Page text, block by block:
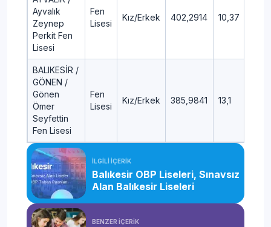
Ayvalık
Zeynep
Perkit Fen
Lisesi
Fen
Lisesi
Kız/Erkek 402,2914 10,37
BALIKESİR /
GÖNEN /
Gönen
Ömer
Seyfettin
Fen Lisesi
Fen
Lisesi
Kız/Erkek 385,9841 13,1
İLGİLİ İÇERİK
Balıkesir OBP Liseleri, Sınavsız
Alan Balıkesir Liseleri
BENZER İÇERİK